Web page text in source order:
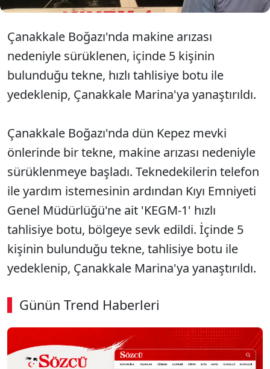
Çanakkale Boğazı'nda makine arızası
nedeniyle sürüklenen, içinde 5 kişinin
bulunduğu tekne, hızlı tahlisiye botu ile
yedeklenip, Çanakkale Marina'ya yanaştırıldı.
Çanakkale Boğazı'nda dün Kepez mevki
önlerinde bir tekne, makine arızası nedeniyle
sürüklenmeye başladı. Teknedekilerin telefon
ile yardım istemesinin ardından Kıyı Emniyeti
Genel Müdürlüğü'ne ait 'KEGM-1' hızlı
tahlisiye botu, bölgeye sevk edildi. İçinde 5
kişinin bulunduğu tekne, tahlisiye botu ile
yedeklenip, Çanakkale Marina'ya yanaştırıldı.
Günün Trend Haberleri